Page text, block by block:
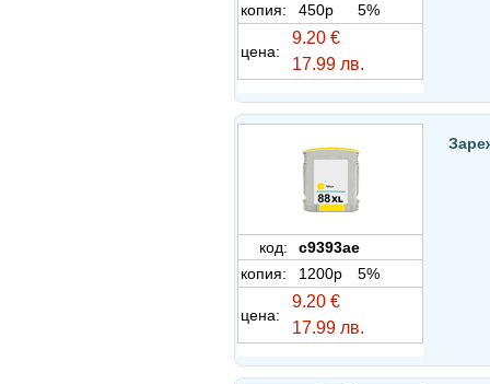
копия:
450p 5%
цена:
9.20 €
17.99 лв.
код:
c9393ae
копия:
1200p 5%
цена:
9.20 €
17.99 лв.